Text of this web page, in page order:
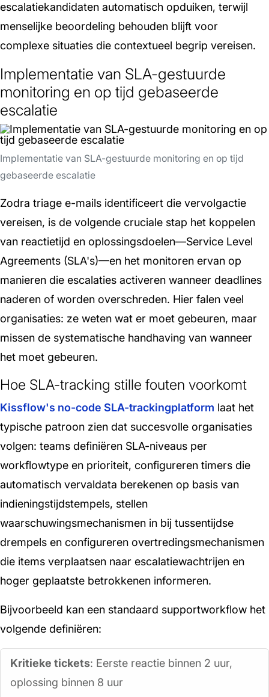
escalatiekandidaten automatisch opduiken, terwijl
menselijke beoordeling behouden blijft voor
complexe situaties die contextueel begrip vereisen.
Implementatie van SLA-gestuurde
monitoring en op tijd gebaseerde
escalatie
Implementatie van SLA-gestuurde monitoring en op tijd
gebaseerde escalatie
Zodra triage e-mails identificeert die vervolgactie
vereisen, is de volgende cruciale stap het koppelen
van reactietijd en oplossingsdoelen—Service Level
Agreements (SLA's)—en het monitoren ervan op
manieren die escalaties activeren wanneer deadlines
naderen of worden overschreden. Hier falen veel
organisaties: ze weten wat er moet gebeuren, maar
missen de systematische handhaving van wanneer
het moet gebeuren.
Hoe SLA-tracking stille fouten voorkomt
Kissflow's no-code SLA-trackingplatform laat het
typische patroon zien dat succesvolle organisaties
volgen: teams definiëren SLA-niveaus per
workflowtype en prioriteit, configureren timers die
automatisch vervaldata berekenen op basis van
indieningstijdstempels, stellen
waarschuwingsmechanismen in bij tussentijdse
drempels en configureren overtredingsmechanismen
die items verplaatsen naar escalatiewachtrijen en
hoger geplaatste betrokkenen informeren.
Bijvoorbeeld kan een standaard supportworkflow het
volgende definiëren:
Kritieke tickets: Eerste reactie binnen 2 uur,
oplossing binnen 8 uur